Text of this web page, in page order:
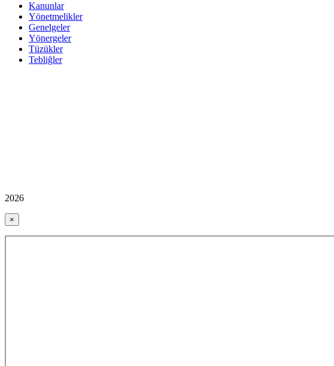
Kanunlar
Yönetmelikler
Genelgeler
Yönergeler
Tüzükler
Tebliğler
2026
×